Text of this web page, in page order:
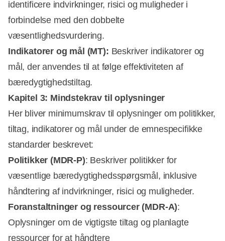
identificere indvirkninger, risici og muligheder i
forbindelse med den dobbelte
væsentlighedsvurdering.
Indikatorer og mål (MT): Beskriver indikatorer og
mål, der anvendes til at følge effektiviteten af
bæredygtighedstiltag.
Kapitel 3: Mindstekrav til oplysninger
Her bliver minimumskrav til oplysninger om politikker,
tiltag, indikatorer og mål under de emnespecifikke
standarder beskrevet:
Politikker (MDR-P): Beskriver politikker for
væsentlige bæredygtighedsspørgsmål, inklusive
håndtering af indvirkninger, risici og muligheder.
Foranstaltninger og ressourcer (MDR-A):
Oplysninger om de vigtigste tiltag og planlagte
ressourcer for at håndtere